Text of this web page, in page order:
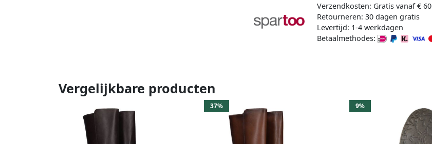
Verzendkosten: Gratis vanaf € 60
Retourneren: 30 dagen gratis
Levertijd: 1-4 werkdagen
Betaalmethodes:
Vergelijkbare producten
37% 9%